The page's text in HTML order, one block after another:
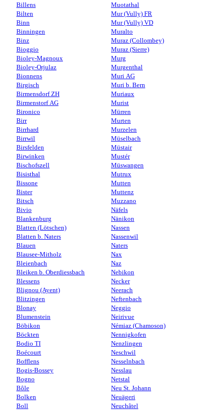
Billens
Bilten
Binn
Binningen
Binz
Bioggio
Bioley-Magnoux
Bioley-Orjulaz
Bionnens
Birgisch
Birmensdorf ZH
Birmenstorf AG
Bironico
Birr
Birrhard
Birrwil
Birsfelden
Birwinken
Bischofszell
Bisisthal
Bissone
Bister
Bitsch
Bivio
Blankenburg
Blatten (Lötschen)
Blatten b. Naters
Blauen
Blausee-Mitholz
Bleienbach
Bleiken b. Oberdiessbach
Blessens
Blignou (Ayent)
Blitzingen
Blonay
Blumenstein
Böbikon
Böckten
Bodio TI
Boécourt
Bofflens
Bogis-Bossey
Bogno
Bôle
Bolken
Boll
Muotathal
Mur (Vully) FR
Mur (Vully) VD
Muralto
Muraz (Collombey)
Muraz (Sierre)
Murg
Murgenthal
Muri AG
Muri b. Bern
Muriaux
Murist
Mürren
Murten
Murzelen
Müselbach
Müstair
Mustér
Müswangen
Mutrux
Mutten
Muttenz
Muzzano
Näfels
Nänikon
Nassen
Nassenwil
Naters
Nax
Naz
Nebikon
Necker
Neerach
Neftenbach
Neggio
Neirivue
Némiaz (Chamoson)
Nennigkofen
Nenzlingen
Neschwil
Nesselnbach
Nesslau
Netstal
Neu St. Johann
Neuägeri
Neuchâtel